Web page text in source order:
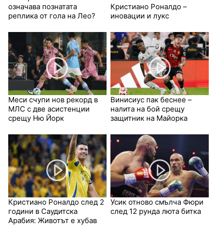
означава познатата
реплика от гола на Лео?
Кристиано Роналдо –
иновации и лукс
Меси счупи нов рекорд в
МЛС с две асистенции
срещу Ню Йорк
Винисиус пак беснее –
налита на бой срещу
защитник на Майорка
Кристиано Роналдо след 2
години в Саудитска
Арабия: Животът е хубав
Усик отново смълча Фюри
след 12 рунда люта битка